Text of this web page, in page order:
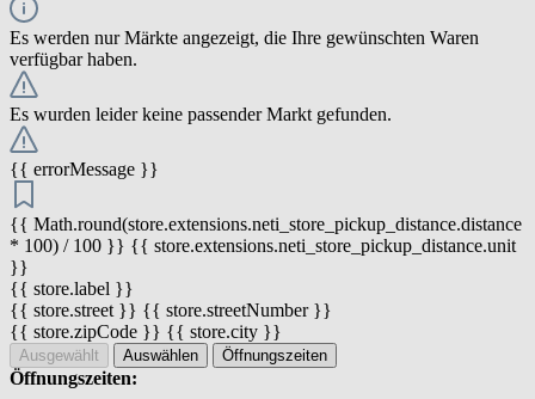
Es werden nur Märkte angezeigt, die Ihre gewünschten Waren
verfügbar haben.
Es wurden leider keine passender Markt gefunden.
{{ errorMessage }}
{{ Math.round(store.extensions.neti_store_pickup_distance.distance
* 100) / 100 }} {{ store.extensions.neti_store_pickup_distance.unit
}}
{{ store.label }}
{{ store.street }} {{ store.streetNumber }}
{{ store.zipCode }} {{ store.city }}
Ausgewählt Auswählen Öffnungszeiten
Öffnungszeiten: